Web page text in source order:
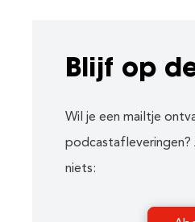
Blijf op
Wil je een mailtje
podcastafleveringen?
niets: